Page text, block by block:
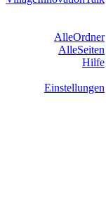
AlleOrdner
AlleSeiten
Hilfe
Einstellungen